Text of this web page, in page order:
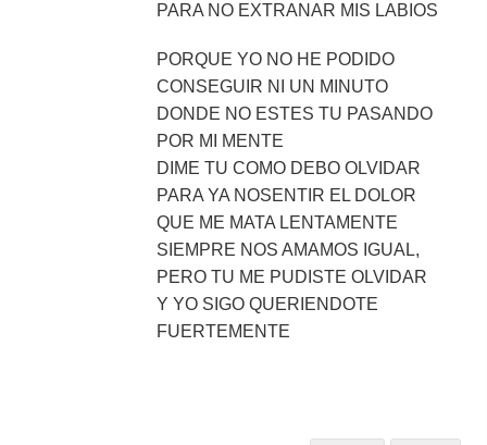
PARA NO EXTRANAR MIS LABIOS
PORQUE YO NO HE PODIDO
CONSEGUIR NI UN MINUTO
DONDE NO ESTES TU PASANDO
POR MI MENTE
DIME TU COMO DEBO OLVIDAR
PARA YA NOSENTIR EL DOLOR
QUE ME MATA LENTAMENTE
SIEMPRE NOS AMAMOS IGUAL,
PERO TU ME PUDISTE OLVIDAR
Y YO SIGO QUERIENDOTE
FUERTEMENTE